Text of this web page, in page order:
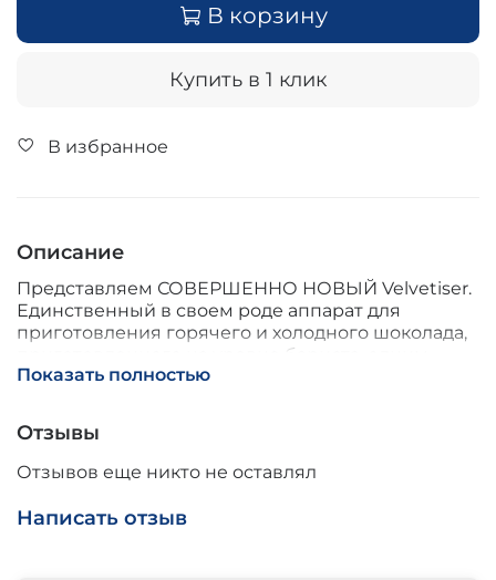
В корзину
Купить в 1 клик
В избранное
Описание
Представляем СОВЕРШЕННО НОВЫЙ Velvetiser.
Единственный в своем роде аппарат для
приготовления горячего и холодного шоколада,
приготовленного на уровне бариста, одним
нажатием кнопки. Насладитесь бархатисто-
шоколадной пенкой и восхитительным вкусом
какао в каждом глотке.
благодаря ребрам InnerPod и специально
разработанному венчику, вихревой эффект
Показать полностью
Отзывы
Отзывов еще никто не оставлял
Написать отзыв